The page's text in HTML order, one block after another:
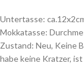
Untertasse:
Mokkatasse:
Zustand: Neu, Keine
habe keine Kratzer,